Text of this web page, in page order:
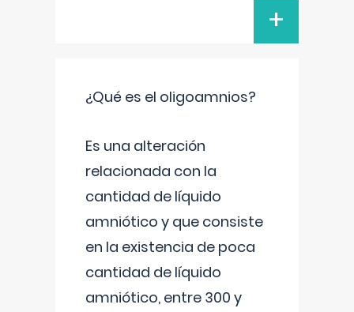
+
¿Qué es el oligoamnios?
Es una alteración
relacionada con la
cantidad de líquido
amniótico y que consiste
en la existencia de poca
cantidad de líquido
amniótico, entre 300 y